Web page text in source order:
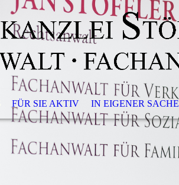
FÜR SIE AKTIV IN EIGENER SACHE